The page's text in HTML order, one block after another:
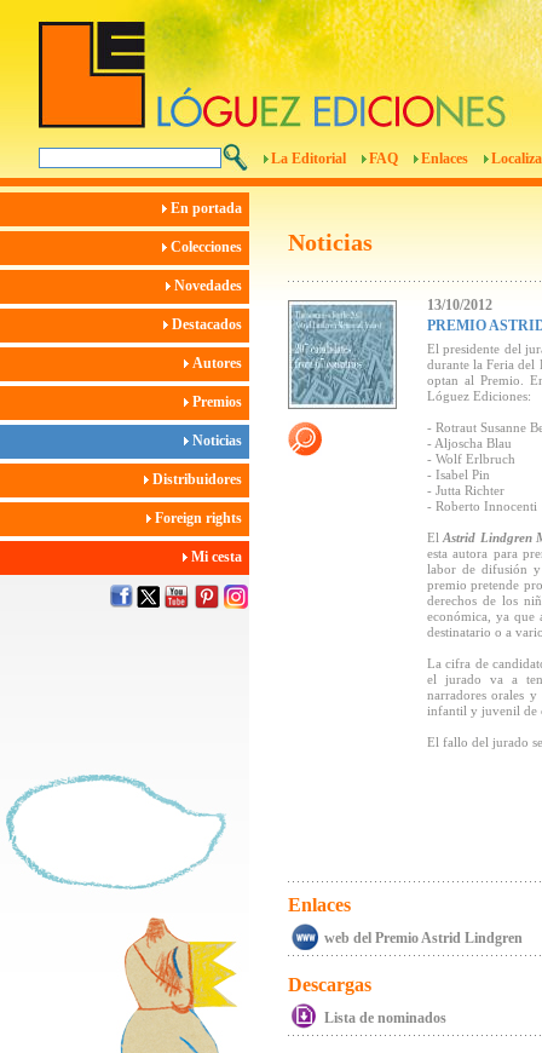
La Editorial FAQ Enlaces
En portada
Colecciones
Novedades
Destacados
Autores
Premios
Noticias
Distribuidores
Foreign rights
Mi cesta
Noticias
13/10/2012
PREMIO
El presidente del
durante la Feria del
optan al Premio.
Lóguez Ediciones:
- Rotraut Susanne
- Aljoscha Blau
- Wolf Erlbruch
- Isabel Pin
- Jutta Richter
- Roberto Innocenti
ElAstrid Lindgren
esta autora para
labor de difusión
premio pretende
derechos de los
económica, ya que
destinatario o a
La cifra de
el jurado va a
narradores orales
infantil y juvenil de
El fallo del jurado
Enlaces
web del Premio Astrid Lindgren
Descargas
Lista de nominados